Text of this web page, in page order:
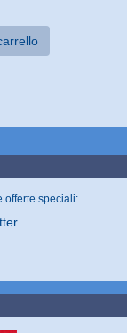
offerte speciali: